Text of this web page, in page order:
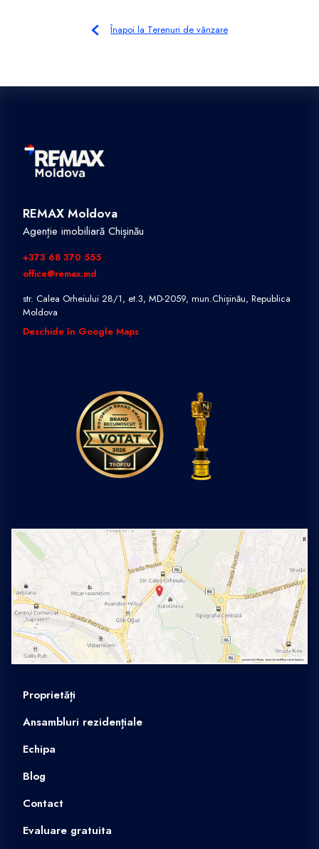
Înapoi la Terenuri de vânzare
REMAX Moldova
Agenție imobiliară Chișinău
+373 68 370 555
office@remax.md
str. Calea Orheiului 28/1, et.3, MD-2059, mun.Chișinău, Republica
Moldova
Deschide în Google Maps
Proprietăți
Ansambluri rezidențiale
Echipa
Blog
Contact
Evaluare gratuita